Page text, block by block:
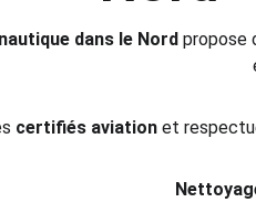
dans le Nord propose
certifiés aviation et